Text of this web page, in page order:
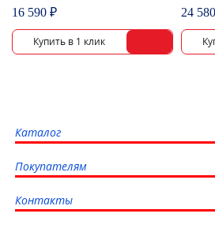
16 590 ₽
24
Каталог
Покупателям
Контакты